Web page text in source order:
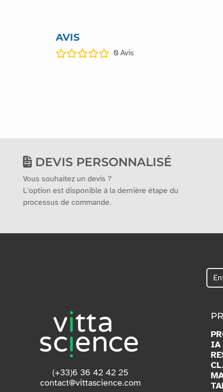
AVIS
0 Avis
DEVIS PERSONNALISÉ
Vous souhaitez un devis ?
L'option est disponible à la dernière étape du
processus de commande.
(+33)6 36 42 42 25
contact@vittascience.com
IA